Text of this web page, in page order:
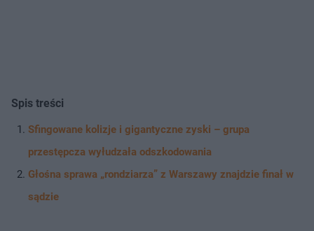
Spis treści
Sfingowane kolizje i gigantyczne zyski – grupa
przestępcza wyłudzała odszkodowania
Głośna sprawa „rondziarza” z Warszawy znajdzie finał w
sądzie